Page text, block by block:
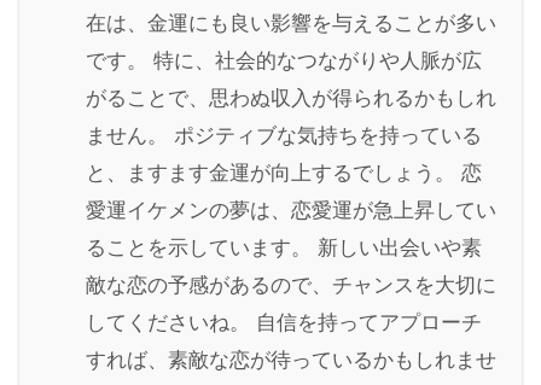
在は、金運にも良い影響を与えることが多い
です。 特に、社会的なつながりや人脈が広
がることで、思わぬ収入が得られるかもしれ
ません。 ポジティブな気持ちを持っている
と、ますます金運が向上するでしょう。 恋
愛運イケメンの夢は、恋愛運が急上昇してい
ることを示しています。 新しい出会いや素
敵な恋の予感があるので、チャンスを大切に
してくださいね。 自信を持ってアプローチ
すれば、素敵な恋が待っているかもしれませ